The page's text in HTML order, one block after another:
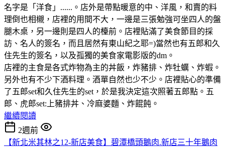
名字是「洋食」......。店外是帶點暖意的中、洋風，和賣的料
理倒也相櫬，店裡的用間不大，一邊是三張勉強可坐四人的盤
腿木桌，另一邊則是四人的檯前。店裡貼滿了美食節目的採
訪、名人的簽名，而且居然有東山紀之耶=)當然也有五郎和久
住先生的簽名，以及孤獨的美食家電影版的dm。
店裡的主食是各式炸物為主的丼飯，炸豬排、炸牡蠣、炸蝦。
另外也有不少下酒料理。酒單自然也少不少。店裡貼心的準備
了五郎set和久住先生的set，於是我決定這次照著五郎點。五
郎、虎郎set:上豬排丼、冷麻婆麵、炸餛飩。
繼續閱讀
2週前
【新北米其林之12-新店美食】碧潭橋頭鵝肉.新店三十年鵝肉